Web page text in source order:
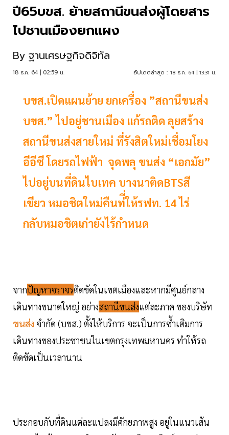
ปี65บขส. ย้ายสถานีขนส่งผู้โดยสาร
ไปชานเมืองยกแผง
By ฐานเศรษฐกิจดิจิทัล
18 ธ.ค. 64 | 02:59 น. อัปเดตล่าสุด : 18 ธ.ค. 64 | 13:31 น.
บขส.เปิดแผนย้าย ยกเครื่อง ”สถานีขนส่ง
บขส.” ไปอยู่ชานเมือง แก้รถติด ลุยสร้าง
สถานีขนส่งสายใหม่ ที่รังสิตใหม่เชื่อมโยง
อีอีซี โดยรถไฟฟ้า จุดพลุ ขนส่ง “เอกมัย”
ไปอยู่บนที่ดินไบเทค บางนาติดBTSสี
เขียว หมอชิตใหม่คืนท่ี่ให้รฟท. 14 ไร่
กลับหมอชิตเก่ายังไร้กำหนด
จากปัญหาจราจรติดขัดในเขตเมืองและหากมีศูนย์กลาง
เดินทางขนาดใหญ่ อย่างสถานีขนส่งแต่ละภาค ของบริษัท
ขนส่ง จำกัด (บขส.) ตั้งให้บริการ จะเป็นการซ้ำเติมการ
เดินทางของประชาชนในเขตกรุงเทพมหานคร ทำให้รถ
ติดขัดเป็นเวลานาน
ประกอบกับที่ดินแต่ละแปลงมีศักยภาพสูง อยู่ในแนวเส้น